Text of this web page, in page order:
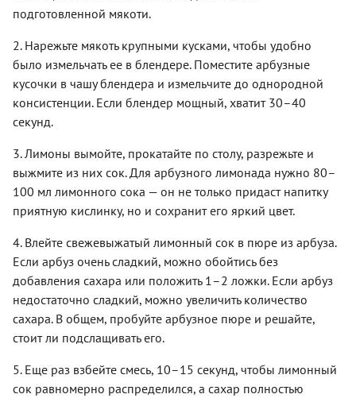
подготовленной мякоти.
2. Нарежьте мякоть крупными кусками, чтобы удобно
было измельчать ее в блендере. Поместите арбузные
кусочки в чашу блендера и измельчите до однородной
консистенции. Если блендер мощный, хватит 30–40
секунд.
3. Лимоны вымойте, прокатайте по столу, разрежьте и
выжмите из них сок. Для арбузного лимонада нужно 80–
100 мл лимонного сока — он не только придаст напитку
приятную кислинку, но и сохранит его яркий цвет.
4. Влейте свежевыжатый лимонный сок в пюре из арбуза.
Если арбуз очень сладкий, можно обойтись без
добавления сахара или положить 1–2 ложки. Если арбуз
недостаточно сладкий, можно увеличить количество
сахара. В общем, пробуйте арбузное пюре и решайте,
стоит ли подслащивать его.
5. Еще раз взбейте смесь, 10–15 секунд, чтобы лимонный
сок равномерно распределился, а сахар полностью